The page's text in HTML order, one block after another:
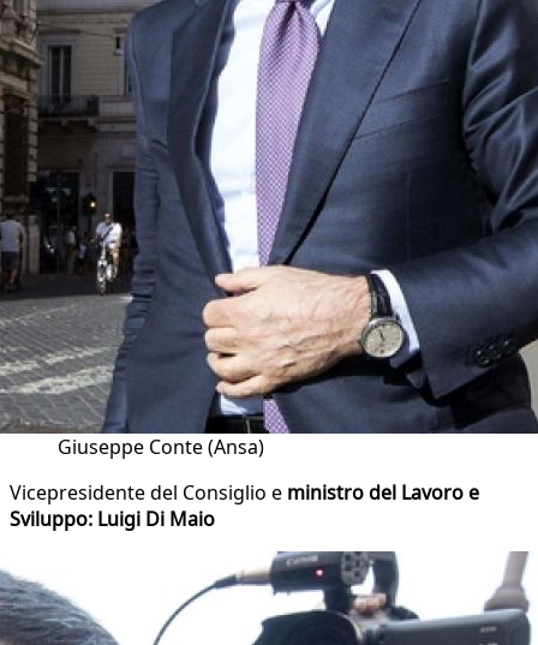
Giuseppe Conte (Ansa)
Vicepresidente del Consiglio e ministro del Lavoro e
Sviluppo: Luigi Di Maio